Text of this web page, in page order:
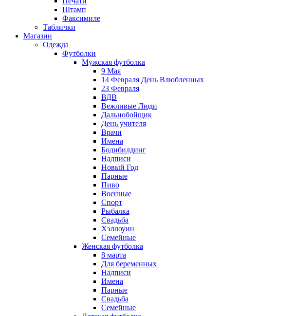
Штамп
Факсимиле
Таблички
Магазин
Одежда
Футболки
Мужская футболка
9 Мая
14 Февраля День Влюбленных
23 Февраля
ВДВ
Вежливые Люди
Дальнобойщик
День учителя
Врачи
Имена
Бодибилдинг
Надписи
Новый Год
Парные
Пиво
Военные
Спорт
Рыбалка
Свадьба
Хэллоуин
Семейные
Женская футболка
8 марта
Для беременных
Надписи
Имена
Парные
Свадьба
Семейные